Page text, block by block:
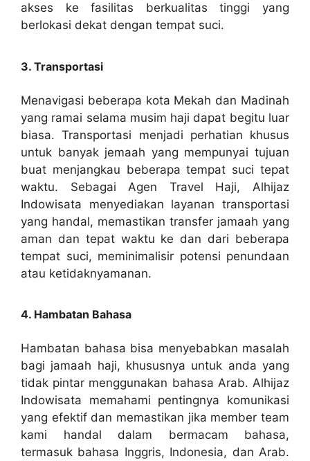
akses ke fasilitas berkualitas tinggi yang
berlokasi dekat dengan tempat suci.
3. Transportasi
Menavigasi beberapa kota Mekah dan Madinah
yang ramai selama musim haji dapat begitu luar
biasa. Transportasi menjadi perhatian khusus
untuk banyak jemaah yang mempunyai tujuan
buat menjangkau beberapa tempat suci tepat
waktu. Sebagai Agen Travel Haji, Alhijaz
Indowisata menyediakan layanan transportasi
yang handal, memastikan transfer jamaah yang
aman dan tepat waktu ke dan dari beberapa
tempat suci, meminimalisir potensi penundaan
atau ketidaknyamanan.
4. Hambatan Bahasa
Hambatan bahasa bisa menyebabkan masalah
bagi jamaah haji, khususnya untuk anda yang
tidak pintar menggunakan bahasa Arab. Alhijaz
Indowisata memahami pentingnya komunikasi
yang efektif dan memastikan jika member team
kami handal dalam bermacam bahasa,
termasuk bahasa Inggris, Indonesia, dan Arab.